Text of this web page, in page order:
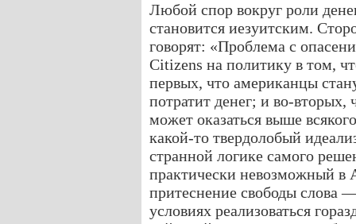
Любой спор вокруг роли
становится иезуитским.
говорят: «Проблема с
Citizens на политику в том,
первых, что американцы
потратит денег; и во-вторых,
может оказаться выше
какой-то твердолобый
странной логике самого
практически невозможный
притеснение свободы слова
условиях реализоваться